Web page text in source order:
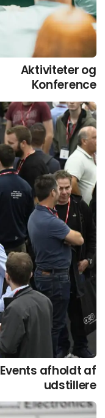
Aktiviteter og
Konference
Events afholdt af
udstillere